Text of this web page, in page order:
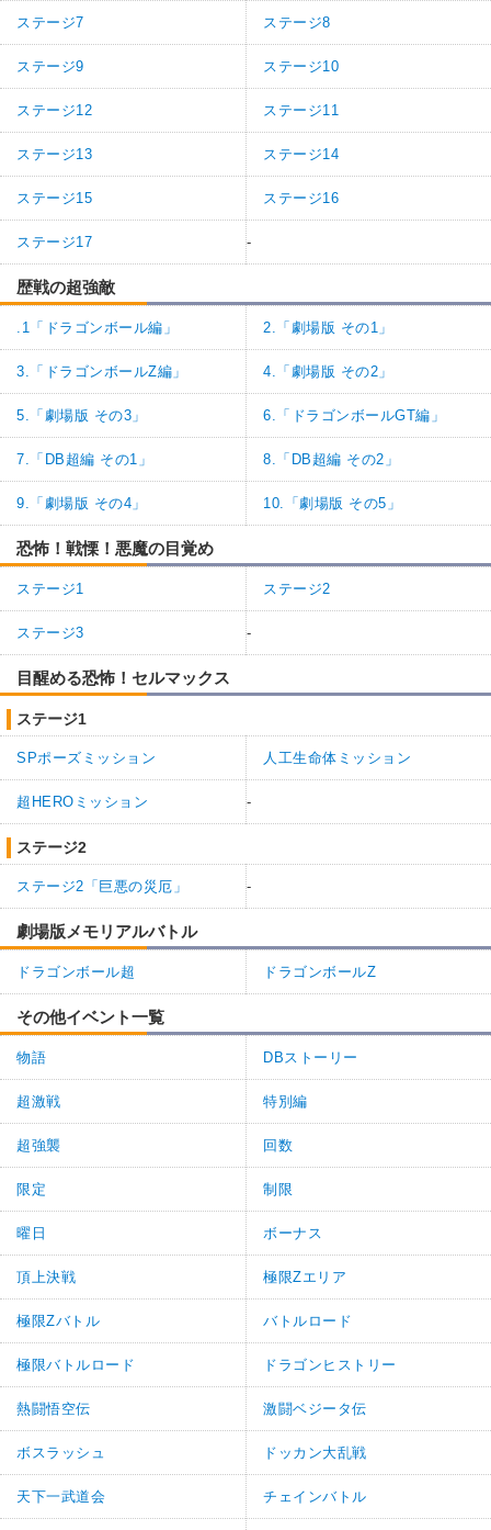
ステージ7 ステージ8
ステージ9 ステージ10
ステージ12 ステージ11
ステージ13 ステージ14
ステージ15 ステージ16
ステージ17 -
歴戦の超強敵
.1「ドラゴンボール編」 2.「劇場版 その1」
3.「ドラゴンボールZ編」 4.「劇場版 その2」
5.「劇場版 その3」 6.「ドラゴンボールGT編」
7.「DB超編 その1」 8.「DB超編 その2」
9.「劇場版 その4」 10.「劇場版 その5」
恐怖！戦慄！悪魔の目覚め
ステージ1 ステージ2
ステージ3 -
目醒める恐怖！セルマックス
ステージ1
SPポーズミッション 人工生命体ミッション
超HEROミッション -
ステージ2
ステージ2「巨悪の災厄」 -
劇場版メモリアルバトル
ドラゴンボール超 ドラゴンボールZ
その他イベント一覧
物語 DBストーリー
超激戦 特別編
超強襲 回数
限定 制限
曜日 ボーナス
頂上決戦 極限Zエリア
極限Zバトル バトルロード
極限バトルロード ドラゴンヒストリー
熱闘悟空伝 激闘ベジータ伝
ボスラッシュ ドッカン大乱戦
天下一武道会 チェインバトル